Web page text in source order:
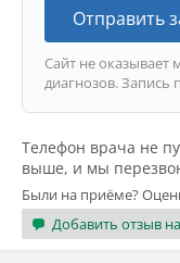
Отправить
Сайт не оказывает
диагнозов. Запись
Телефон врача не
выше, и мы
Были на приёме?
Добавить отзыв